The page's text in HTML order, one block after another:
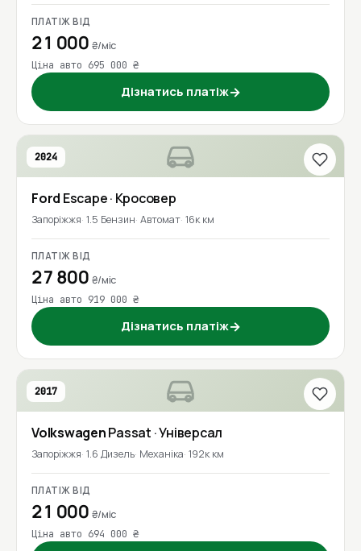
ПЛАТІЖ ВІД
21 000 ₴/міс
Ціна авто 695 000 ₴
Дізнатись платіж→
2024
Ford Escape· Кросовер
Запоріжжя 1.5 Бензин Автомат 16к км
ПЛАТІЖ ВІД
27 800 ₴/міс
Ціна авто 919 000 ₴
Дізнатись платіж→
2017
VolkswagenPassat · Універсал
Запоріжжя 1.6 Дизель Механіка 192к км
ПЛАТІЖ ВІД
21 000 ₴/міс
Ціна авто 694 000 ₴